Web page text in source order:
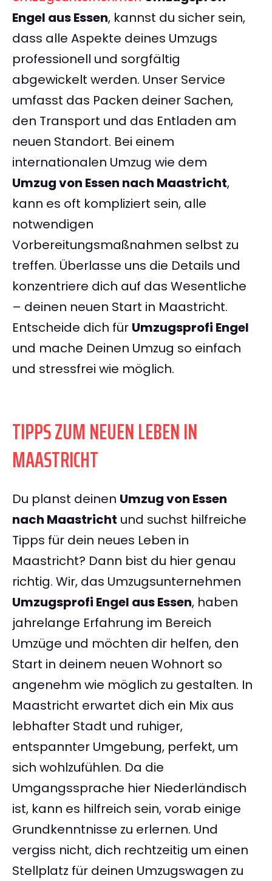
Engel aus Essen, kannst du sicher sein,
dass alle Aspekte deines Umzugs
professionell und sorgfältig
abgewickelt werden. Unser Service
umfasst das Packen deiner Sachen,
den Transport und das Entladen am
neuen Standort. Bei einem
internationalen Umzug wie dem
Umzug von Essen nach Maastricht,
kann es oft kompliziert sein, alle
notwendigen
Vorbereitungsmaßnahmen selbst zu
treffen. Überlasse uns die Details und
konzentriere dich auf das Wesentliche
– deinen neuen Start in Maastricht.
Entscheide dich für Umzugsprofi Engel
und mache Deinen Umzug so einfach
und stressfrei wie möglich.
TIPPS ZUM NEUEN LEBEN IN
MAASTRICHT
Du planst deinen Umzug von Essen
nach Maastricht und suchst hilfreiche
Tipps für dein neues Leben in
Maastricht? Dann bist du hier genau
richtig. Wir, das Umzugsunternehmen
Umzugsprofi Engel aus Essen, haben
jahrelange Erfahrung im Bereich
Umzüge und möchten dir helfen, den
Start in deinem neuen Wohnort so
angenehm wie möglich zu gestalten. In
Maastricht erwartet dich ein Mix aus
lebhafter Stadt und ruhiger,
entspannter Umgebung, perfekt, um
sich wohlzufühlen. Da die
Umgangssprache hier Niederländisch
ist, kann es hilfreich sein, vorab einige
Grundkenntnisse zu erlernen. Und
vergiss nicht, dich rechtzeitig um einen
Stellplatz für deinen Umzugswagen zu